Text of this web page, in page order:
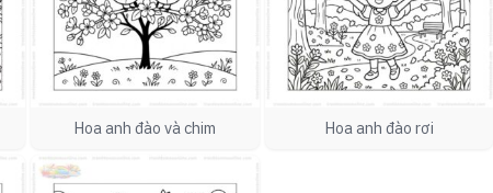
Hoa anh đào và chim Hoa anh đào rơi